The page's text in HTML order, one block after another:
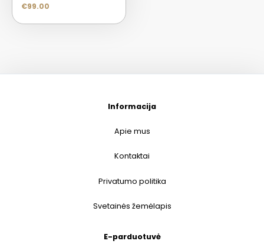
€99.00
Informacija
Apie mus
Kontaktai
Privatumo politika
Svetainės žemėlapis
E-parduotuvė